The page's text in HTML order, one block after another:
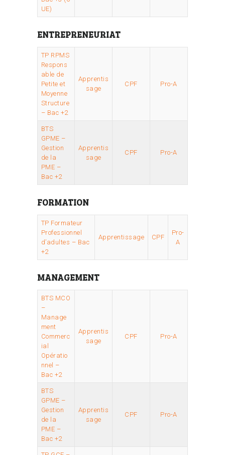
UE)
ENTREPRENEURIAT
TP RPMS
Respons
able de
Petite et
Moyenne
Structure
– Bac +2
Apprentis
sage
CPF Pro-A
BTS
GPME –
Gestion
de la
PME –
Bac +2
Apprentis
sage
CPF Pro-A
FORMATION
TP Formateur
Professionnel
d’adultes – Bac
+2
Apprentissage CPF
Pro-
A
MANAGEMENT
BTS MCO
–
Manage
ment
Commerc
ial
Opératio
nnel –
Bac +2
Apprentis
sage
CPF Pro-A
BTS
GPME –
Gestion
de la
PME –
Bac +2
Apprentis
sage
CPF Pro-A